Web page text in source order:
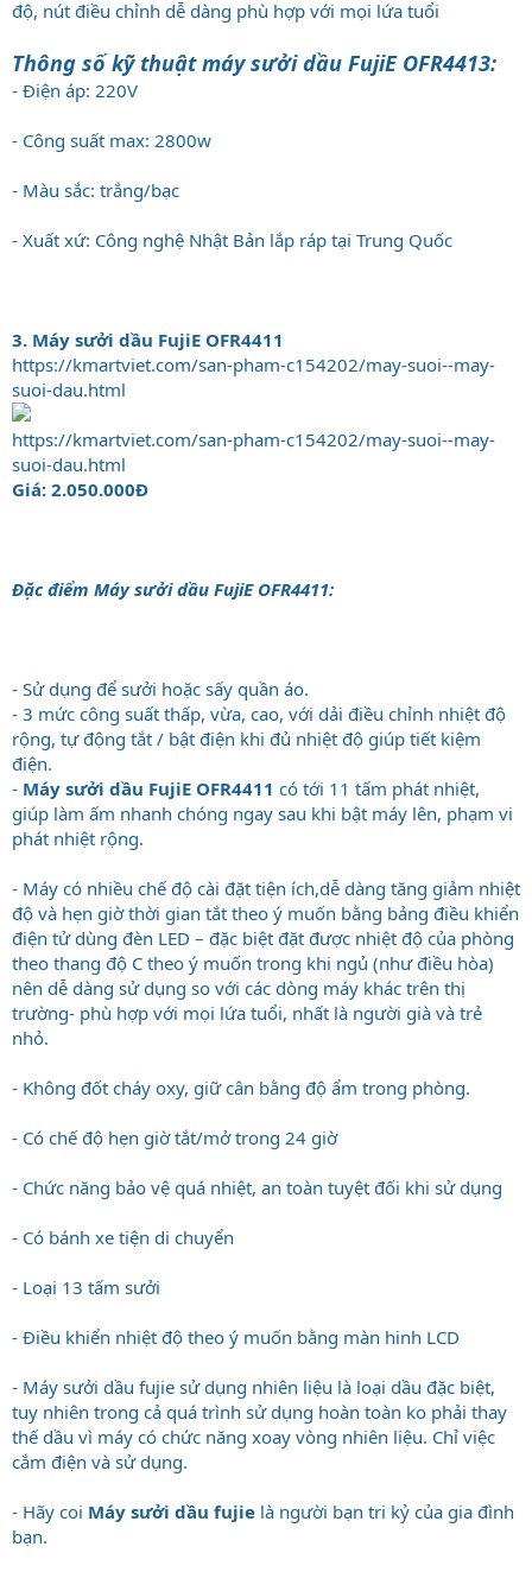
độ, nút điều chỉnh dễ dàng phù hợp với mọi lứa tuổi
Thông số kỹ thuật máy sưởi dầu FujiE OFR4413:
- Điện áp: 220V
- Công suất max: 2800w
- Màu sắc: trắng/bạc
- Xuất xứ: Công nghệ Nhật Bản lắp ráp tại Trung Quốc
3. Máy sưởi dầu FujiE OFR4411
https://kmartviet.com/san-pham-c154202/may-suoi--may-
suoi-dau.html
https://kmartviet.com/san-pham-c154202/may-suoi--may-
suoi-dau.html
Giá: 2.050.000Đ
Đặc điểm Máy sưởi dầu FujiE OFR4411:
- Sử dụng để sưởi hoặc sấy quần áo.
- 3 mức công suất thấp, vừa, cao, với dải điều chỉnh nhiệt độ
rộng, tự động tắt / bật điện khi đủ nhiệt độ giúp tiết kiệm
điện.
- Máy sưởi dầu FujiE OFR4411 có tới 11 tấm phát nhiệt,
giúp làm ấm nhanh chóng ngay sau khi bật máy lên, phạm vi
phát nhiệt rộng.
- Máy có nhiều chế độ cài đặt tiện ích,dễ dàng tăng giảm nhiệt
độ và hẹn giờ thời gian tắt theo ý muốn bằng bảng điều khiển
điện tử dùng đèn LED – đặc biệt đặt được nhiệt độ của phòng
theo thang độ C theo ý muốn trong khi ngủ (như điều hòa)
nên dễ dàng sử dụng so với các dòng máy khác trên thị
trường- phù hợp với mọi lứa tuổi, nhất là người già và trẻ
nhỏ.
- Không đốt cháy oxy, giữ cân bằng độ ẩm trong phòng.
- Có chế độ hẹn giờ tắt/mở trong 24 giờ
- Chức năng bảo vệ quá nhiệt, an toàn tuyệt đối khi sử dụng
- Có bánh xe tiện di chuyển
- Loại 13 tấm sưởi
- Điều khiển nhiệt độ theo ý muốn bằng màn hinh LCD
- Máy sưởi dầu fujie sử dụng nhiên liệu là loại dầu đặc biệt,
tuy nhiên trong cả quá trình sử dụng hoàn toàn ko phải thay
thế dầu vì máy có chức năng xoay vòng nhiên liệu. Chỉ việc
cắm điện và sử dụng.
- Hãy coi Máy sưởi dầu fujie là người bạn tri kỷ của gia đình
bạn.